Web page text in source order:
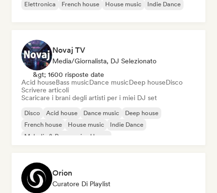
Elettronica
French house House music Indie Dance
Novaj TV
Media/Giornalista, DJ Selezionato
&gt; 1600 risposte date
Acid houseBass musicDance musicDeep houseDisco
Scrivere articoli
Scaricare i brani degli artisti per i miei DJ set
Disco Acid house Dance music
Deep house
French house
House music
Indie Dance
Melodic & Progressive House
Orion
Curatore Di Playlist